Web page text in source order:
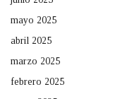
mayo 2025
abril 2025
marzo 2025
febrero 2025